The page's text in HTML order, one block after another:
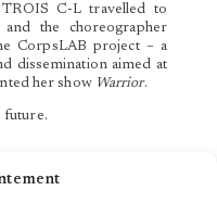
C-L travelled to
the choreographer
CorpsLAB project – a
dissemination aimed at
her show Warrior.
future.